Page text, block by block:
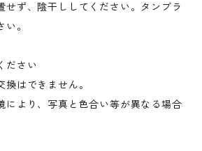
せず、陰干ししてください。タンブラ
。
ださい
換はできません。
により、写真と色合い等が異なる場合